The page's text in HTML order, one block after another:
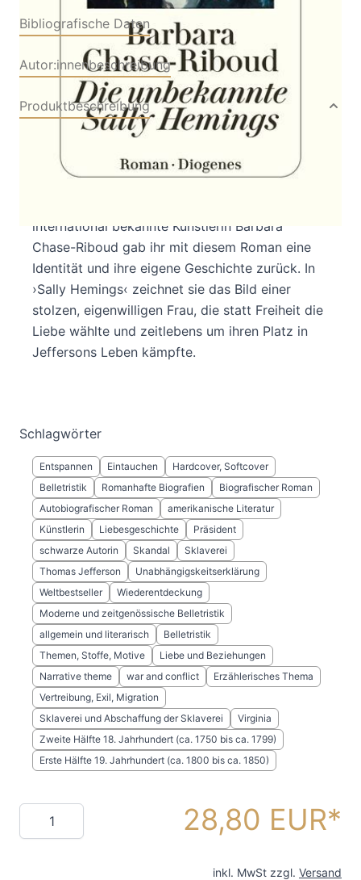
Bibliografische Daten
Autor:innenbeschreibung
Produktbeschreibung
Über 200 Jahre wurde unter Verschluss
gehalten, dass die wichtigste Frau an der Seite
international bekannte Künstlerin Barbara
Chase-Riboud gab ihr mit diesem Roman eine
Identität und ihre eigene Geschichte zurück. In
›Sally Hemings‹ zeichnet sie das Bild einer
stolzen, eigenwilligen Frau, die statt Freiheit die
Liebe wählte und zeitlebens um ihren Platz in
Jeffersons Leben kämpfte.
Schlagwörter
Entspannen Eintauchen
Hardcover, Softcover
Belletristik
Romanhafte Biografien
Biografischer Roman
Autobiografischer Roman
amerikanische Literatur
Künstlerin
Liebesgeschichte
Präsident
schwarze Autorin
Skandal
Sklaverei
Thomas Jefferson
Unabhängigskeitserklärung
Weltbestseller
Wiederentdeckung
Moderne und zeitgenössische Belletristik
allgemein und literarisch
Belletristik
Themen, Stoffe, Motive
Liebe und Beziehungen
Narrative theme
war and conflict
Erzählerisches Thema
Vertreibung, Exil, Migration
Sklaverei und Abschaffung der Sklaverei
Virginia
Zweite Hälfte 18. Jahrhundert (ca. 1750 bis ca. 1799)
Erste Hälfte 19. Jahrhundert (ca. 1800 bis ca. 1850)
Menge 28,80 EUR
inkl. MwSt zzgl. Versand